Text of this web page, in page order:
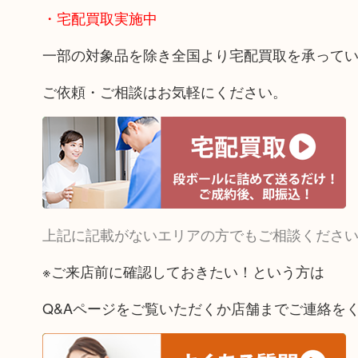
・宅配買取実施中
一部の対象品を除き全国より宅配買取を承ってい
ご依頼・ご相談はお気軽にください。
上記に記載がないエリアの方でもご相談ください
※ご来店前に確認しておきたい！という方は
Q&Aページをご覧いただくか店舗までご連絡をく